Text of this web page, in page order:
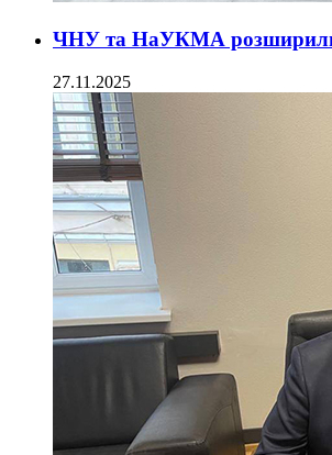
ЧНУ та НаУКМА розширили
27.11.2025